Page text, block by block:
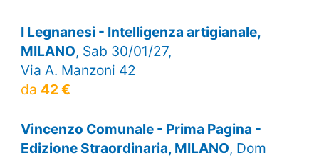
I Legnanesi - Intelligenza artigianale,
MILANO, Sab 30/01/27,
Via A. Manzoni 42
da 42 €
Vincenzo Comunale - Prima Pagina -
Edizione Straordinaria, MILANO, Dom